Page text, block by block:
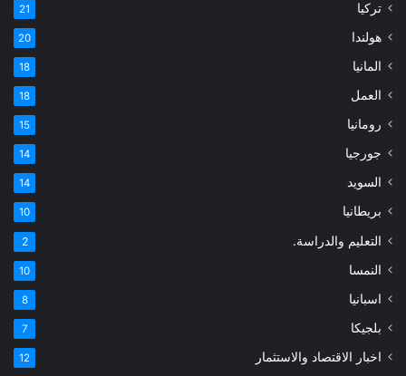
تركيا 21
هولندا 20
المانيا 18
العمل 18
رومانيا 15
جورجيا 14
السويد 14
بريطانيا 10
التعليم والدراسة. 2
النمسا 10
اسبانيا 8
بلجيكا 7
اخبار الاقتصاد والاستثمار 12